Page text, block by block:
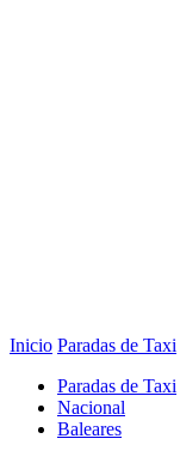
Inicio Paradas de Taxi
Paradas de Taxi
Nacional
Baleares